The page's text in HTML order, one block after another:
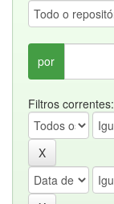
por
Filtros correntes: